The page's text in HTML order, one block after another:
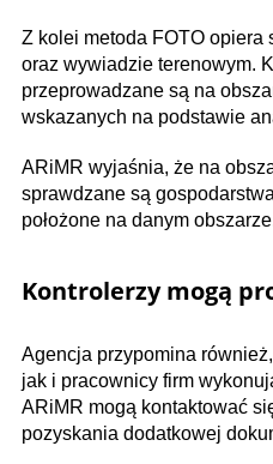
Z kolei metoda FOTO opiera
oraz wywiadzie terenowym.
przeprowadzane są na
wskazanych na podstawie
ARiMR wyjaśnia, że na
sprawdzane są
położone na danym
Kontrolerzy mogą
Agencja przypomina
jak i pracownicy firm
ARiMR mogą kontaktować
pozyskania dodatkowej